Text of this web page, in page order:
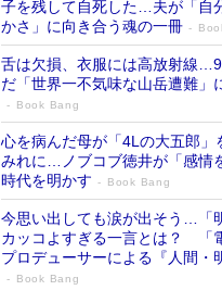
子を残して自死した…夫が「自
かさ」に向き合う魂の一冊
舌は欠損、衣服には高放射線
だ「世界一不気味な山岳遭難」
Book Bang
心を病んだ母が「4Lの大五郎」
みれに…ノブコブ徳井が「感情
時代を明かす
Book Bang
今思い出しても涙が出そう…「
カッコよすぎる一言とは？ 「
プロデューサーによる『人間・
Book Bang